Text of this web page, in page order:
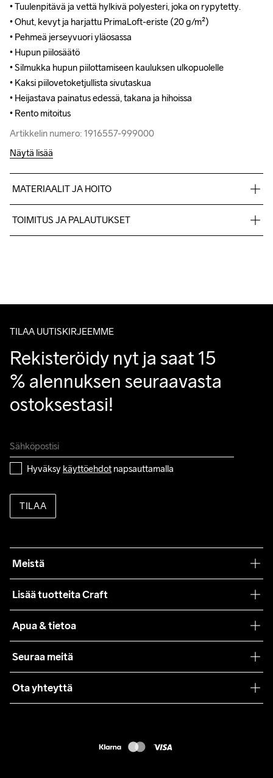
• Tuulenpitävä ja vettä hylkivä polyesteri, joka on rypytetty.
• Ohut, kevyt ja harjattu PrimaLoft-eriste (20 g/m²)
• Pehmeä jerseyvuori yläosassa
• Hupun piilosäätö
• Silmukka hupun piilottamiseen kauluksen ulkopuolelle
• Kaksi piilovetoketjullista sivutaskua
• Heijastava painatus edessä, takana ja hihoissa
• Rento mitoitus
Artikkelin numero: 1916557-999000
• Tuulenpitävä ja vettä hylkivä polyesteri, joka on rypytetty.
• Ohut, kevyt ja harjattu PrimaLoft-eriste (20 g/m²)
• Pehmeä jerseyvuori yläosassa
• Hupun piilosäätö
• Silmukka hupun piilottamiseen kauluksen ulkopuolelle
• Kaksi piilovetoketjullista sivutaskua
• Heijastava painatus edessä, takana ja hihoissa
• Rento mitoitus
Artikkelin numero: 1916557-999000
Näytä lisää
MATERIAALIT JA HOITO
polyesteri
TOIMITUS JA PALAUTUKSET
kysymyksiisi.
TILAA UUTISKIRJEEMME
Rekisteröidy nyt ja saat 15
% alennuksen seuraavasta
ostoksestasi!
Hyväksy käyttöehdot napsauttamalla
TILAA
Meistä
Lisää tuotteita Craft
Yhteistyöt
Lehdistö
Apua & tietoa
Käyttöehdot
Asiakaspalvelu
Seuraa meitä
Ota yhteyttä